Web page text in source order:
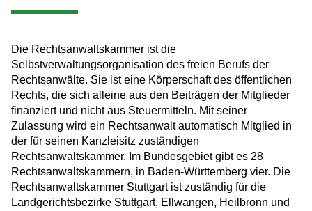
Die Rechtsanwaltskammer ist die
Selbstverwaltungsorganisation des freien Berufs der
Rechtsanwälte. Sie ist eine Körperschaft des öffentlichen
Rechts, die sich alleine aus den Beiträgen der Mitglieder
finanziert und nicht aus Steuermitteln. Mit seiner
Zulassung wird ein Rechtsanwalt automatisch Mitglied in
der für seinen Kanzleisitz zuständigen
Rechtsanwaltskammer. Im Bundesgebiet gibt es 28
Rechtsanwaltskammern, in Baden-Württemberg vier. Die
Rechtsanwaltskammer Stuttgart ist zuständig für die
Landgerichtsbezirke Stuttgart, Ellwangen, Heilbronn und